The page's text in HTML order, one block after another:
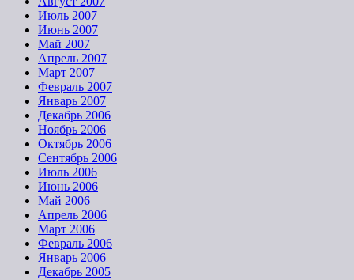
Июль 2007
Июнь 2007
Май 2007
Апрель 2007
Март 2007
Февраль 2007
Январь 2007
Декабрь 2006
Ноябрь 2006
Октябрь 2006
Сентябрь 2006
Июль 2006
Июнь 2006
Май 2006
Апрель 2006
Март 2006
Февраль 2006
Январь 2006
Декабрь 2005